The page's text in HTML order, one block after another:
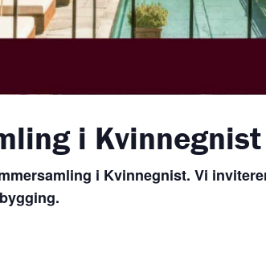
i Kvinnegnist
i Kvinnegnist. Vi